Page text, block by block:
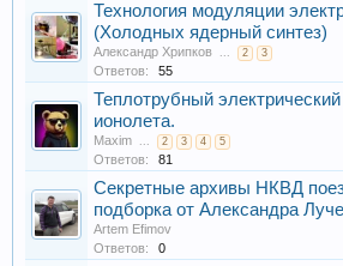
Технология модуляции
(Холодных ядерный синтез)
Александр Хрипков ... 2 3
Ответов: 55
Теплотрубный
ионолета.
Maxim ... 2 3 4 5
Ответов: 81
Секретные архивы НКВД
подборка от Александра
Artem Efimov
Ответов:
0